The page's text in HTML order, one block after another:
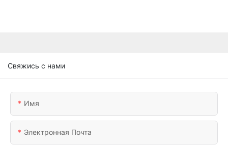
Свяжись с нами
Имя
Электронная Почта